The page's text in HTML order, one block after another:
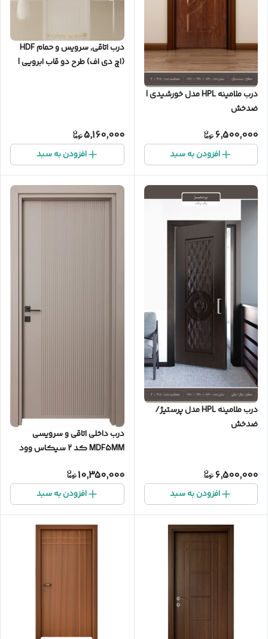
درب ملامینه HPL مدل خورشیدی |
ضدخش
6,500,000
افزودن به سبد
درب اتاقی, سرویس و حمام HDF
(اچ‌ دی‌ اف) طرح دو قاب ابرویی |
5,160,000
افزودن به سبد
درب ملامینه HPL مدل پرستیژ/
ضدخش
6,500,000
افزودن به سبد
درب داخلی اتاقی و سرویسی
MDF5MM کد 2 سیکاس وود
10,350,000
افزودن به سبد